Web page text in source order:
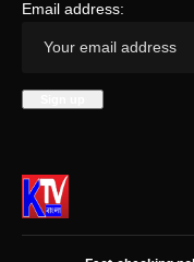
Email address: